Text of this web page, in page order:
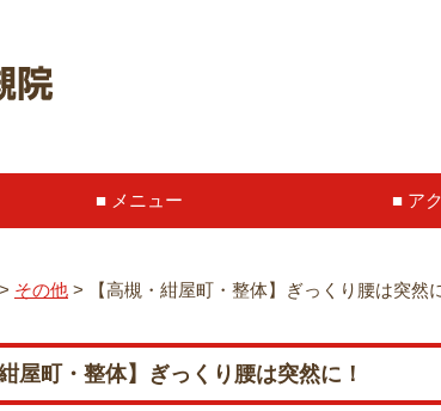
メニュー ア
> その他 > 【高槻・紺屋町・整体】ぎっくり腰は突然
紺屋町・整体】ぎっくり腰は突然に！